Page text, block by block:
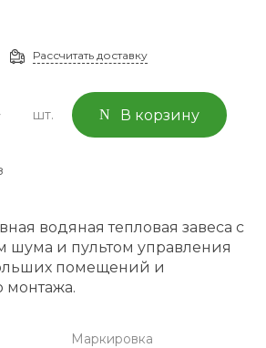
Рассчитать доставку
шт. В корзину
водяная тепловая завеса с
шума и пультом управления
помещений и
монтажа.
Маркировка